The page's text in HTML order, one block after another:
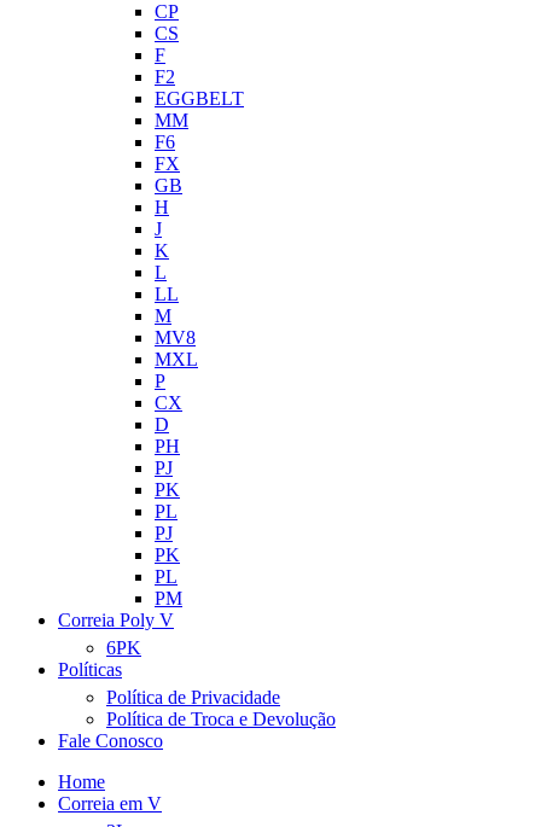
CP
CS
F
F2
EGGBELT
MM
F6
FX
GB
H
J
K
L
LL
M
MV8
MXL
P
CX
D
PH
PJ
PK
PL
PJ
PK
PL
PM
Correia Poly V
6PK
Políticas
Política de Privacidade
Política de Troca e Devolução
Fale Conosco
Home
Correia em V